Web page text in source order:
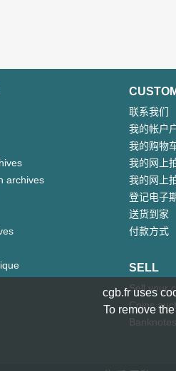
archives
联系我们
我的帐户
我的购物
我的网上
我的网上
登记电子
送货到家
付款方式
SELL
Sell your
Coins
cgb.fr uses
To remove